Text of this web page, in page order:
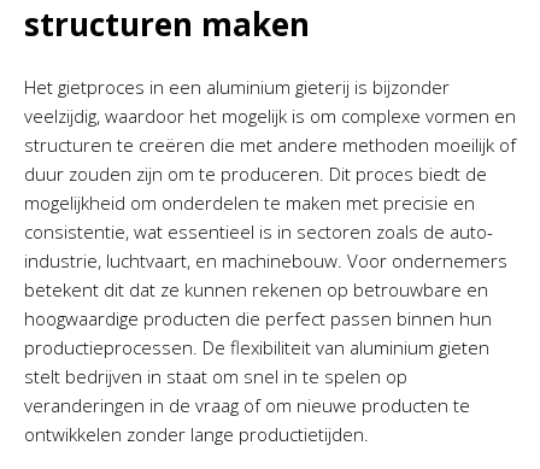
structuren maken
Het gietproces in een aluminium gieterij is bijzonder
veelzijdig, waardoor het mogelijk is om complexe vormen en
structuren te creëren die met andere methoden moeilijk of
duur zouden zijn om te produceren. Dit proces biedt de
mogelijkheid om onderdelen te maken met precisie en
consistentie, wat essentieel is in sectoren zoals de auto-
industrie, luchtvaart, en machinebouw. Voor ondernemers
betekent dit dat ze kunnen rekenen op betrouwbare en
hoogwaardige producten die perfect passen binnen hun
productieprocessen. De flexibiliteit van aluminium gieten
stelt bedrijven in staat om snel in te spelen op
veranderingen in de vraag of om nieuwe producten te
ontwikkelen zonder lange productietijden.